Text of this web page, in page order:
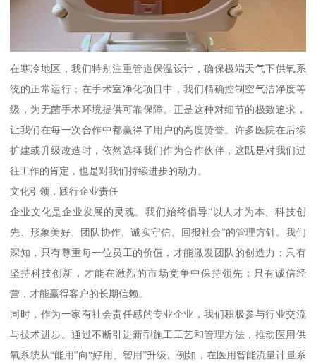
在寒冷地区，我们特别注重管道保温设计，确保极端天气下供氧系
统的正常运行；在手术室净化项目中，我们精确控制空气洁净度等
级，为无菌手术环境提供可靠保障。正是这种对细节的极致追求，
让我们在每一次合作中都赢得了用户的高度赞誉。许多医院在后续
扩建或升级改造时，依然选择我们作为合作伙伴，这既是对我们过
往工作的肯定，也是对我们持续进步的动力。
文化引领，践行企业责任
企业文化是企业发展的灵魂。我们始终倡导“以人才为本、科技创
先、形象美好、团队协作、诚实守信、回报社会”的管理方针。我们
深知，只有尊重每一位员工的价值，才能激发团队的创造力；只有
坚持科技创新，才能在激烈的市场竞争中保持领先；只有诚信经
营，才能赢得客户的长期信赖。
同时，作为一家有社会责任感的专业企业，我们积极参与行业交流
与技术进步。通过不断引进新型施工工艺和管理方法，推动医用供
氧系统从“能用”向“好用、智用”升级。例如，在医用智能流量计量系